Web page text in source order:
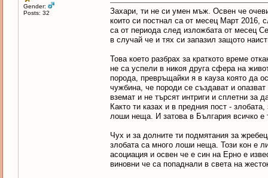
Gender:
Posts: 32
Захари, ти не си умен мъж. Освен че
които си постнал са от месец Март 2016,
са от периода след изложбата от месец
в случай че и тях си запазил защото
Това което разбрах за краткото време
не са успели в никоя друга сфера на
порода, превръщайки я в кауза която да
чужбина, че породи се създават и
вземат и не търсят интриги и сплетни за
Както ти казах и в предния пост -
лоши неща. И затова в България всичко е
Чух и за долните ти подмятания за
злобата са много лоши неща. Този кон е
асоциация и освен че е син на Ерно е
виновни че са попаднали в света на